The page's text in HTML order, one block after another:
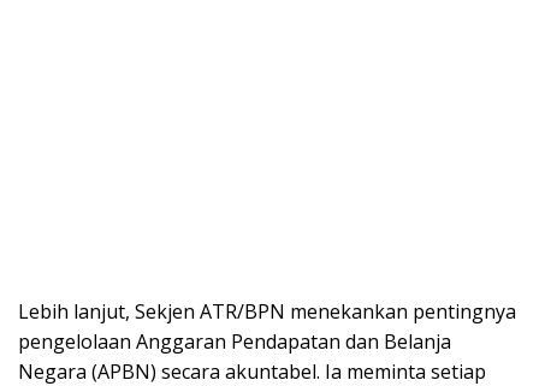
Lebih lanjut, Sekjen ATR/BPN menekankan pentingnya
pengelolaan Anggaran Pendapatan dan Belanja
Negara (APBN) secara akuntabel. Ia meminta setiap